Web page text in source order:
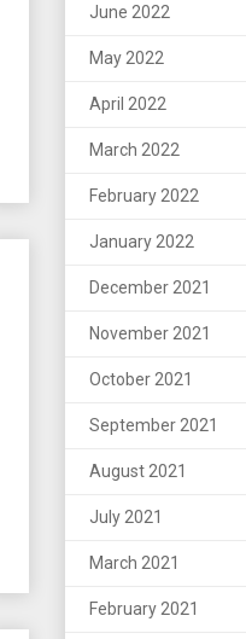
June 2022
May 2022
April 2022
March 2022
February 2022
January 2022
December 2021
November 2021
October 2021
September 2021
August 2021
July 2021
March 2021
February 2021